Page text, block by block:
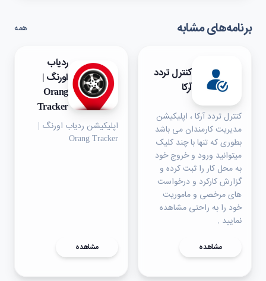
برنامه‌های مشابه همه
کنترل تردد
آرکا
کنترل تردد آرکا ، اپلیکیشن
مدیریت کارمندان می باشد
بطوری که تنها با چند کلیک
میتوانید ورود و خروج خود
به محل کار را ثبت کرده و
گزارش کارکرد و درخواست
های مرخصی و ماموریت
خود را به راحتی مشاهده
نمایید .
مشاهده
ردیاب
اورنگ |
Orang
Tracker
اپلیکیشن ردیاب اورنگ |
Orang Tracker
مشاهده